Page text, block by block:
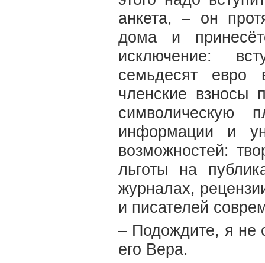
анкета, – он
дома и
исключение:
семьдесят
членские взносы
символическую
информации и
возможностей:
льготы на
журналах,
и писателей
– Подождите, я не
его Вера.